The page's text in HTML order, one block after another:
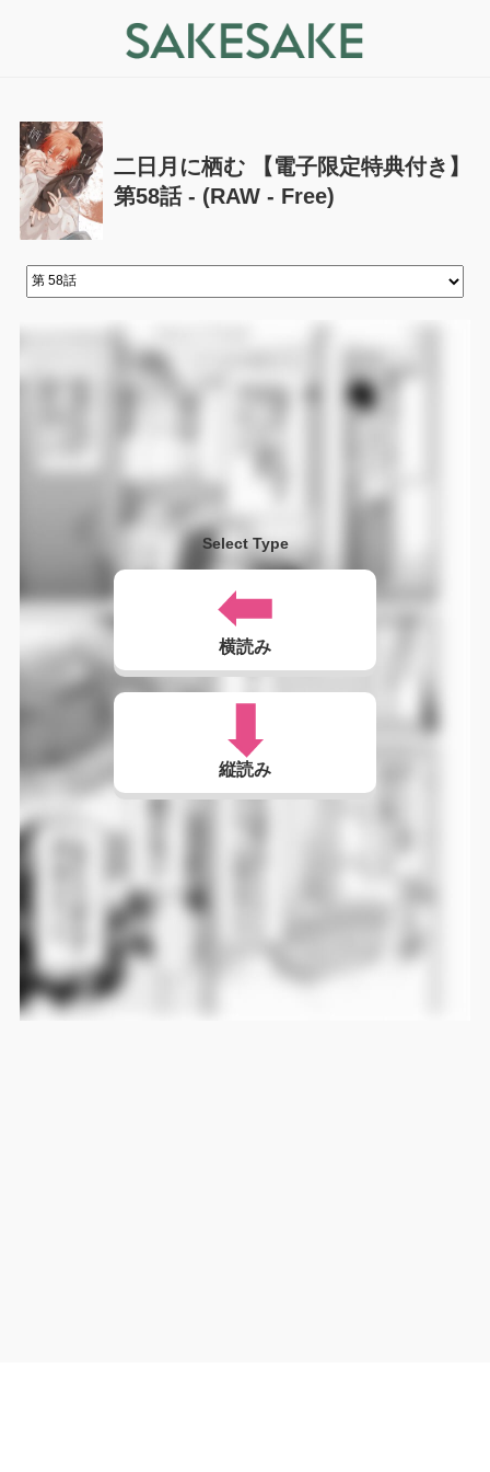
二日月に栖む 【電子限定特典付き】
第58話 - (RAW - Free)
Select Type
横読み
縦読み